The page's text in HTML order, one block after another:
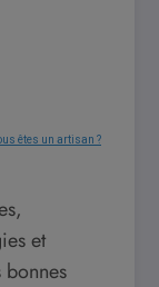
êtes un artisan ?
et